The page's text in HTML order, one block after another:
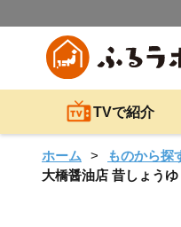
TVで紹介
ホーム ものから探
大橋醤油店 昔しょう